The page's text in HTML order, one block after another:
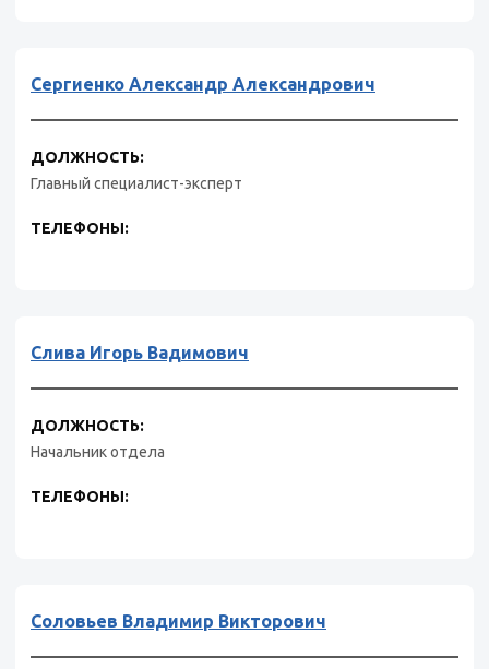
Сергиенко Александр Александрович
ДОЛЖНОСТЬ:
Главный специалист-эксперт
ТЕЛЕФОНЫ:
Слива Игорь Вадимович
ДОЛЖНОСТЬ:
Начальник отдела
ТЕЛЕФОНЫ:
Соловьев Владимир Викторович